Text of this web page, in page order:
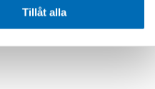
Tillåt alla